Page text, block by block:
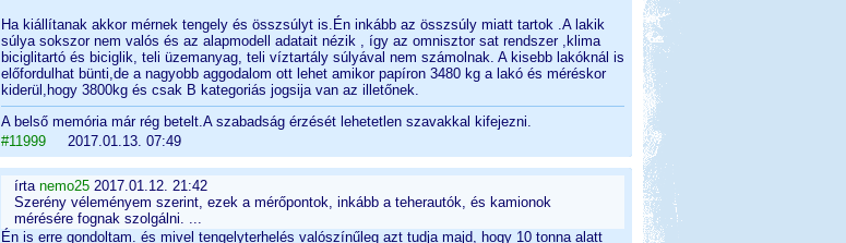
Ha kiállítanak akkor mérnek tengely és összsúlyt is.Én inkább az összsúly miatt tartok .A lakik
súlya sokszor nem valós és az alapmodell adatait nézik , így az omnisztor sat rendszer ,klima
biciglitartó és biciglik, teli üzemanyag, teli víztartály súlyával nem számolnak. A kisebb lakóknál is
előfordulhat bünti,de a nagyobb aggodalom ott lehet amikor papíron 3480 kg a lakó és méréskor
kiderül,hogy 3800kg és csak B kategoriás jogsija van az illetőnek.
A belső memória már rég betelt.A szabadság érzését lehetetlen szavakkal kifejezni.
#119992017.01.13. 07:49
írta nemo252017.01.12. 21:42
Szerény véleményem szerint, ezek a mérőpontok, inkább a teherautók, és kamionok
mérésére fognak szolgálni. ...
Én is erre gondoltam. és mivel tengelyterhelés valószínűleg azt tudja majd, hogy 10 tonna alatt